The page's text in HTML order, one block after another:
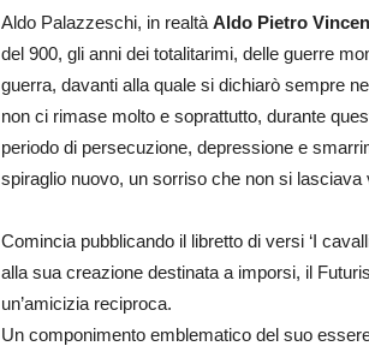
Aldo Palazzeschi, in realtà Aldo Pietro
del 900, gli anni dei totalitarimi, delle guerre
guerra, davanti alla quale si dichiarò sempre
non ci rimase molto e soprattutto, durante
periodo di persecuzione, depressione e
spiraglio nuovo, un sorriso che non si lasciava
Comincia pubblicando il libretto di versi ‘I
alla sua creazione destinata a imporsi, il
un’amicizia reciproca.
Un componimento emblematico del suo